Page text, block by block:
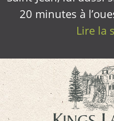
20 minutes à
Lire la